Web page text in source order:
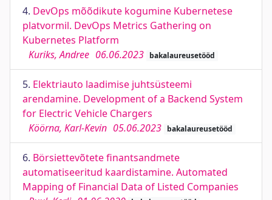
4. DevOps mõõdikute kogumine Kubernetese
platvormil. DevOps Metrics Gathering on
Kubernetes Platform
Kuriks, Andree 06.06.2023 bakalaureusetööd
5. Elektriauto laadimise juhtsüsteemi
arendamine. Development of a Backend System
for Electric Vehicle Chargers
Köörna, Karl-Kevin 05.06.2023 bakalaureusetööd
6. Börsiettevõtete finantsandmete
automatiseeritud kaardistamine. Automated
Mapping of Financial Data of Listed Companies